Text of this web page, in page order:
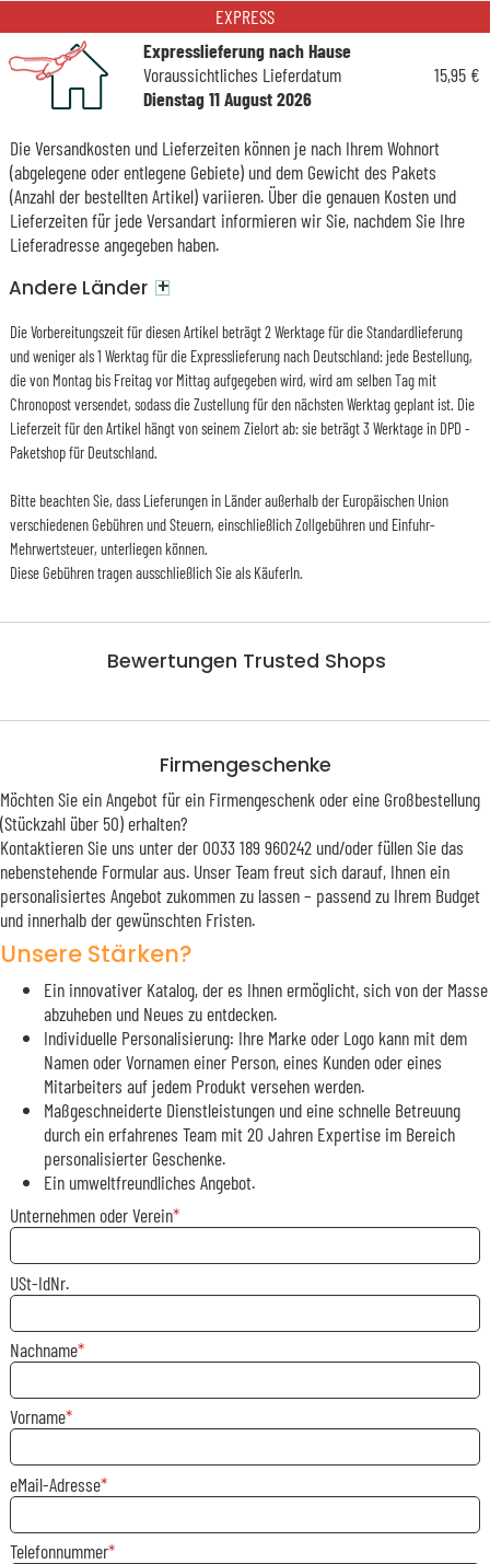
Bewertungen Trusted Shops
EXPRESS
Expresslieferung nach Hause
Voraussichtliches Lieferdatum
Dienstag 11 August 2026
15,95 €
Die Versandkosten und Lieferzeiten können je nach Ihrem Wohnort
(abgelegene oder entlegene Gebiete) und dem Gewicht des Pakets
(Anzahl der bestellten Artikel) variieren. Über die genauen Kosten und
Lieferzeiten für jede Versandart informieren wir Sie, nachdem Sie Ihre
Lieferadresse angegeben haben.
Andere Länder +
Die Vorbereitungszeit für diesen Artikel beträgt 2 Werktage für die Standardlieferung
und weniger als 1 Werktag für die Expresslieferung nach Deutschland: jede Bestellung,
die von Montag bis Freitag vor Mittag aufgegeben wird, wird am selben Tag mit
Chronopost versendet, sodass die Zustellung für den nächsten Werktag geplant ist. Die
Lieferzeit für den Artikel hängt von seinem Zielort ab: sie beträgt 3 Werktage in DPD -
Paketshop für Deutschland.
Bitte beachten Sie, dass Lieferungen in Länder außerhalb der Europäischen Union
verschiedenen Gebühren und Steuern, einschließlich Zollgebühren und Einfuhr-
Mehrwertsteuer, unterliegen können.
Diese Gebühren tragen ausschließlich Sie als KäuferIn.
Firmengeschenke
Möchten Sie ein Angebot für ein Firmengeschenk oder eine Großbestellung
(Stückzahl über 50) erhalten?
Kontaktieren Sie uns unter der 0033 189 960242 und/oder füllen Sie das
nebenstehende Formular aus. Unser Team freut sich darauf, Ihnen ein
personalisiertes Angebot zukommen zu lassen – passend zu Ihrem Budget
und innerhalb der gewünschten Fristen.
Unsere Stärken?
Ein innovativer Katalog, der es Ihnen ermöglicht, sich von der Masse
abzuheben und Neues zu entdecken.
Individuelle Personalisierung: Ihre Marke oder Logo kann mit dem
Namen oder Vornamen einer Person, eines Kunden oder eines
Mitarbeiters auf jedem Produkt versehen werden.
Maßgeschneiderte Dienstleistungen und eine schnelle Betreuung
durch ein erfahrenes Team mit 20 Jahren Expertise im Bereich
personalisierter Geschenke.
Ein umweltfreundliches Angebot.
Unternehmen oder Verein
USt-IdNr.
Nachname
Vorname
eMail-Adresse
Telefonnummer